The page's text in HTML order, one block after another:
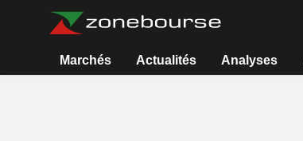
Marchés Actualités Analyses